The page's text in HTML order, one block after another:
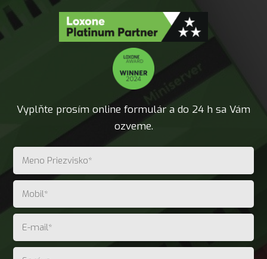
Vyplňte prosím online formulár a do 24 h sa Vám
ozveme.